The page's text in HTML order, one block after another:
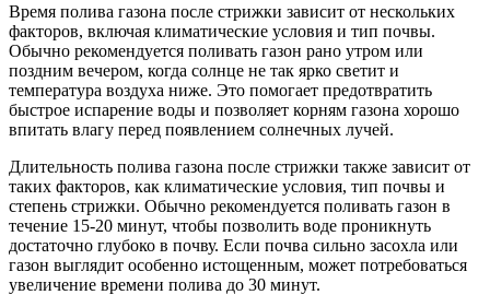
Время полива газона после стрижки зависит от нескольких
факторов, включая климатические условия и тип почвы.
Обычно рекомендуется поливать газон рано утром или
поздним вечером, когда солнце не так ярко светит и
температура воздуха ниже. Это помогает предотвратить
быстрое испарение воды и позволяет корням газона хорошо
впитать влагу перед появлением солнечных лучей.
Длительность полива газона после стрижки также зависит от
таких факторов, как климатические условия, тип почвы и
степень стрижки. Обычно рекомендуется поливать газон в
течение 15-20 минут, чтобы позволить воде проникнуть
достаточно глубоко в почву. Если почва сильно засохла или
газон выглядит особенно истощенным, может потребоваться
увеличение времени полива до 30 минут.